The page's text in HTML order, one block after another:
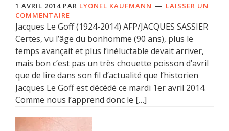
1 AVRIL 2014 PAR LYONEL KAUFMANN
LAISSER UN
COMMENTAIRE
Jacques Le Goff (1924-2014) AFP/JACQUES SASSIER
Certes, vu l’âge du bonhomme (90 ans), plus le
temps avançait et plus l’inéluctable devait arriver,
mais bon c’est pas un très chouette poisson d’avril
que de lire dans son fil d’actualité que l’historien
Jacques Le Goff est décédé ce mardi 1er avril 2014.
Comme nous l’apprend donc le […]